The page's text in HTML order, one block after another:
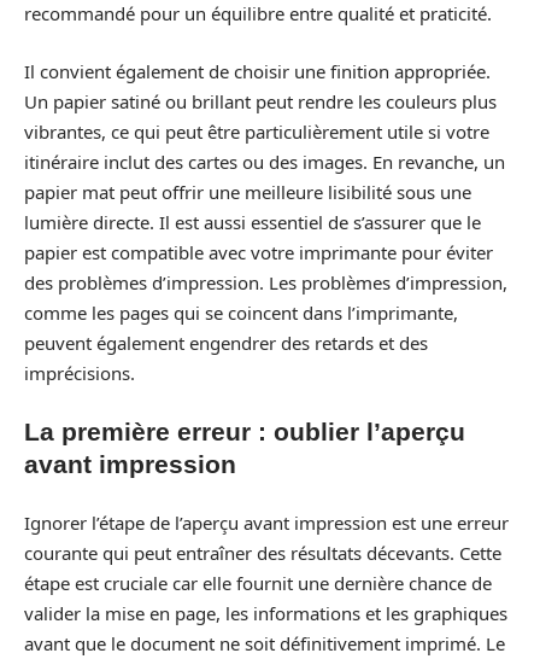
recommandé pour un équilibre entre qualité et praticité.
Il convient également de choisir une finition appropriée.
Un papier satiné ou brillant peut rendre les couleurs plus
vibrantes, ce qui peut être particulièrement utile si votre
itinéraire inclut des cartes ou des images. En revanche, un
papier mat peut offrir une meilleure lisibilité sous une
lumière directe. Il est aussi essentiel de s’assurer que le
papier est compatible avec votre imprimante pour éviter
des problèmes d’impression. Les problèmes d’impression,
comme les pages qui se coincent dans l’imprimante,
peuvent également engendrer des retards et des
imprécisions.
La première erreur : oublier l’aperçu
avant impression
Ignorer l’étape de l’aperçu avant impression est une erreur
courante qui peut entraîner des résultats décevants. Cette
étape est cruciale car elle fournit une dernière chance de
valider la mise en page, les informations et les graphiques
avant que le document ne soit définitivement imprimé. Le